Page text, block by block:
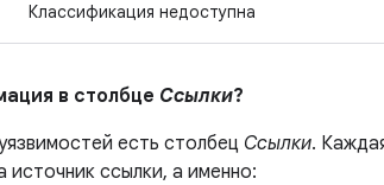
Классификация недоступна
в столбце Ссылки?
есть столбец Ссылки.
ссылки, а именно: